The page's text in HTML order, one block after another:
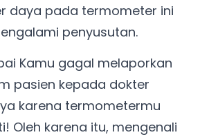
daya pada termometer ini
penyusutan.
Kamu gagal melaporkan
pasien kepada dokter
karena termometermu
Oleh karena itu, mengenali